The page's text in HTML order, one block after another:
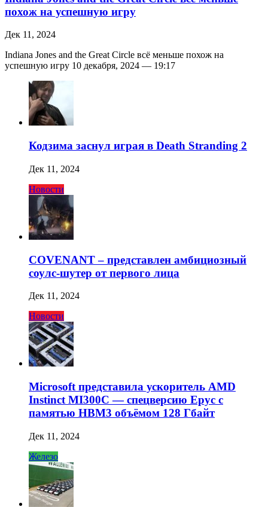
похож на успешную игру
Дек 11, 2024
Indiana Jones and the Great Circle всё меньше похож на
успешную игру 10 декабря, 2024 — 19:17
Кодзима заснул играя в Death Stranding 2
Дек 11, 2024
Новости
COVENANT – представлен амбициозный
соулс-шутер от первого лица
Дек 11, 2024
Новости
Microsoft представила ускоритель AMD
Instinct MI300C — спецверсию Epyc с
памятью HBM3 объёмом 128 Гбайт
Дек 11, 2024
Железо